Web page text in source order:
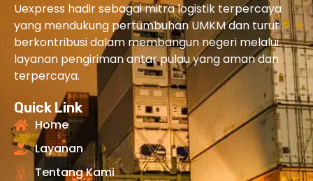
Uexpress hadir sebagai mitra logistik terpercaya
yang mendukung pertumbuhan UMKM dan turut
berkontribusi dalam membangun negeri melalui
layanan pengiriman antar pulau yang aman dan
terpercaya.
Quick Link
Home
Layanan
Tentang Kami